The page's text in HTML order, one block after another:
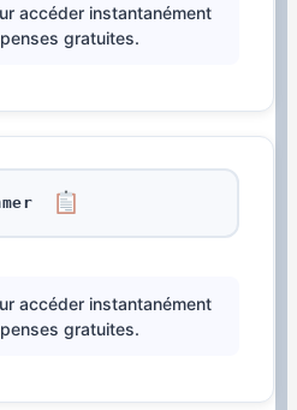
accéder instantanément
gratuites.
accéder instantanément
gratuites.